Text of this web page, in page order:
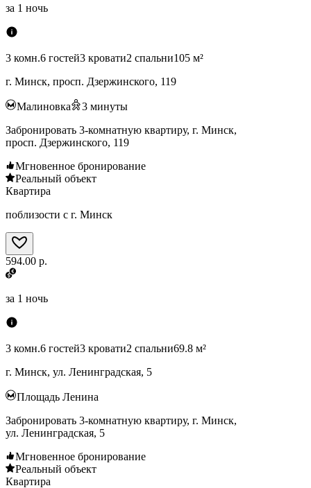
за 1 ночь
3 комн.6 гостей3 кровати2 спальни105 м²
г. Минск, просп. Дзержинского, 119
Малиновка 3 минуты
Забронировать 3-комнатную квартиру, г. Минск,
просп. Дзержинского, 119
Мгновенное бронирование
Реальный объект
Квартира
поблизости с г. Минск
594.00 р.
за 1 ночь
3 комн.6 гостей3 кровати2 спальни69.8 м²
г. Минск, ул. Ленинградская, 5
Площадь Ленина
Забронировать 3-комнатную квартиру, г. Минск,
ул. Ленинградская, 5
Мгновенное бронирование
Реальный объект
Квартира